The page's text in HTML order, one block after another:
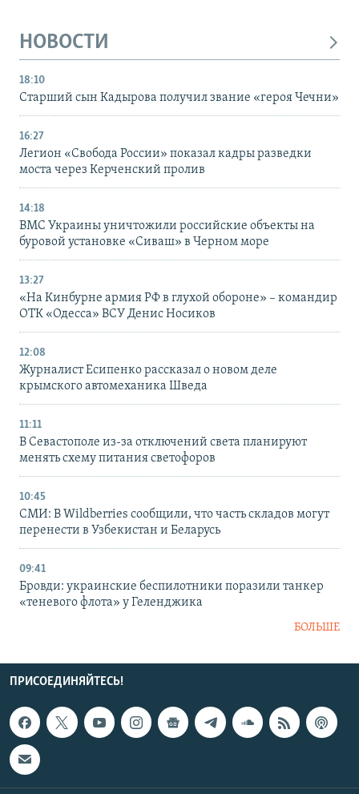
НОВОСТИ
18:10
Старший сын Кадырова получил звание «героя Чечни»
16:27
Легион «Свобода России» показал кадры разведки
моста через Керченский пролив
14:18
ВМС Украины уничтожили российские объекты на
буровой установке «Сиваш» в Черном море
13:27
«На Кинбурне армия РФ в глухой обороне» – командир
ОТК «Одесса» ВСУ Денис Носиков
12:08
Журналист Есипенко рассказал о новом деле
крымского автомеханика Шведа
11:11
В Севастополе из-за отключений света планируют
менять схему питания светофоров
10:45
СМИ: В Wildberries сообщили, что часть складов могут
перенести в Узбекистан и Беларусь
09:41
Бровди: украинские беспилотники поразили танкер
«теневого флота» у Геленджика
БОЛЬШЕ
ПРИСОЕДИНЯЙТЕСЬ!